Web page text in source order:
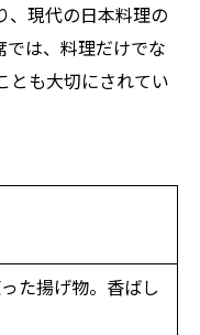
、現代の日本料理の
では、料理だけでな
とも大切にされてい
た揚げ物。香ばし